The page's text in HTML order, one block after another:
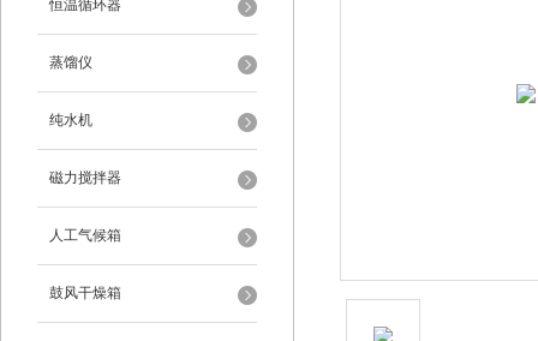
恒温循环器
蒸馏仪
纯水机
磁力搅拌器
人工气候箱
鼓风干燥箱